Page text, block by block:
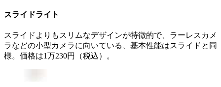
スライドライト
スライドよりもスリムなデザインが特徴的で、ラーレスカメ
ラなどの小型カメラに向いている、基本性能はスライドと同
様。価格は1万230円（税込）。